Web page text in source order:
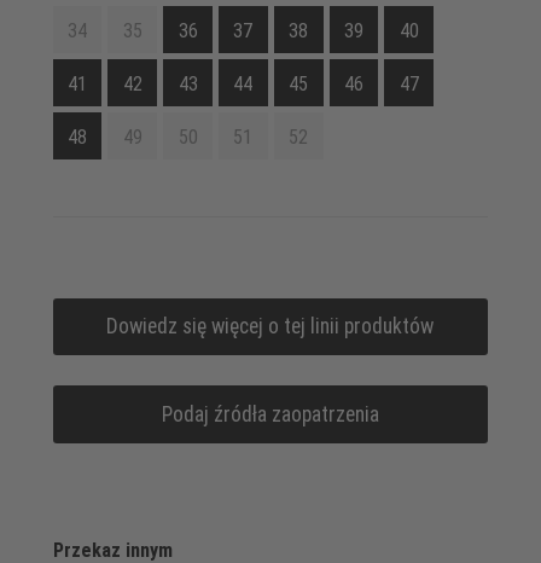
34 35 36 37 38 39 40
41 42 43 44 45 46 47
48 49 50 51 52
Dowiedz się więcej o tej linii produktów
Podaj źródła zaopatrzenia
Przekaz innym